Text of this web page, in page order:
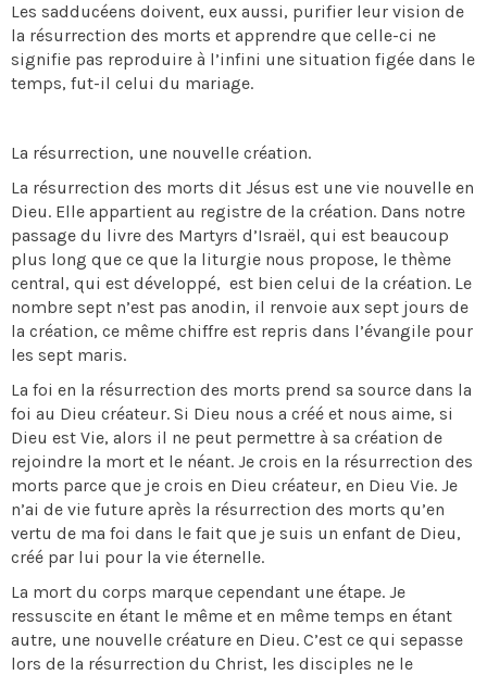
Les sadducéens doivent, eux aussi, purifier leur vision de
la résurrection des morts et apprendre que celle-ci ne
signifie pas reproduire à l’infini une situation figée dans le
temps, fut-il celui du mariage.
La résurrection, une nouvelle création.
La résurrection des morts dit Jésus est une vie nouvelle en
Dieu. Elle appartient au registre de la création. Dans notre
passage du livre des Martyrs d’Israël, qui est beaucoup
plus long que ce que la liturgie nous propose, le thème
central, qui est développé, est bien celui de la création. Le
nombre sept n’est pas anodin, il renvoie aux sept jours de
la création, ce même chiffre est repris dans l’évangile pour
les sept maris.
La foi en la résurrection des morts prend sa source dans la
foi au Dieu créateur. Si Dieu nous a créé et nous aime, si
Dieu est Vie, alors il ne peut permettre à sa création de
rejoindre la mort et le néant. Je crois en la résurrection des
morts parce que je crois en Dieu créateur, en Dieu Vie. Je
n’ai de vie future après la résurrection des morts qu’en
vertu de ma foi dans le fait que je suis un enfant de Dieu,
créé par lui pour la vie éternelle.
La mort du corps marque cependant une étape. Je
ressuscite en étant le même et en même temps en étant
autre, une nouvelle créature en Dieu. C’est ce qui sepasse
lors de la résurrection du Christ, les disciples ne le